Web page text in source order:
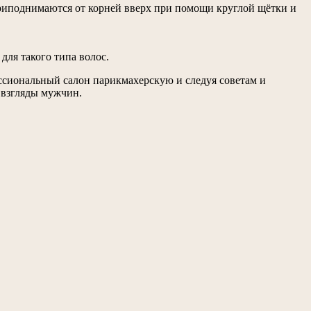
от корней вверх при помощи круглой щётки и
такого типа волос.
салон парикмахерскую и следуя советам и
мужчин.